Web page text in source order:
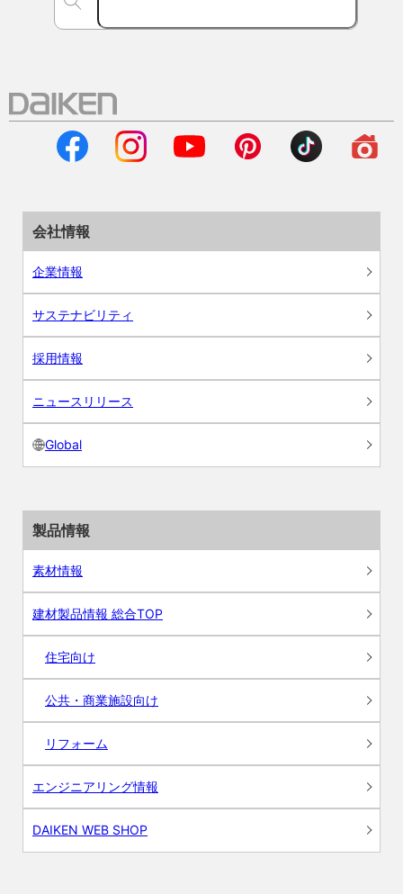
会社情報
企業情報
サステナビリティ
採用情報
ニュースリリース
Global
製品情報
素材情報
建材製品情報 総合TOP
住宅向け
公共・商業施設向け
リフォーム
エンジニアリング情報
DAIKEN WEB SHOP